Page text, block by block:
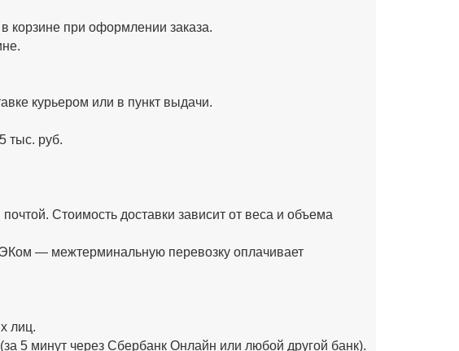
корзине при оформлении заказа.
курьером или в пункт выдачи.
тыс. руб.
Стоимость доставки зависит от веса и объема
— межтерминальную перевозку оплачивает
лиц.
5 минут через Сбербанк Онлайн или любой другой банк).